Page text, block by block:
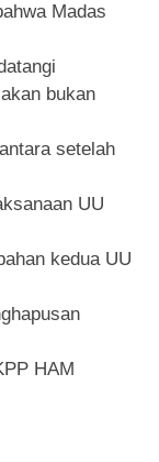
Madas
bukan
setelah
UU
kedua UU
HAM